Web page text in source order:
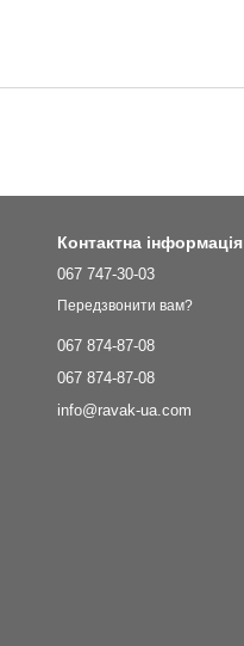
Контактна інформація
067 747-30-03
Передзвонити вам?
067 874-87-08
067 874-87-08
info@ravak-ua.com